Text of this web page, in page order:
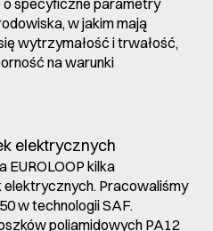
w jakim mają
wytrzymałość i trwałość,
na warunki
elektrycznych
EUROLOOP kilka
elektrycznych. Pracowaliśmy
w technologii SAF.
poliamidowych PA12